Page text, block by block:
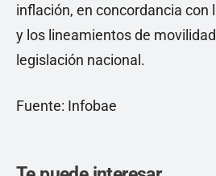
inflación, en concordancia con
y los lineamientos de
legislación nacional.
Fuente: Infobae